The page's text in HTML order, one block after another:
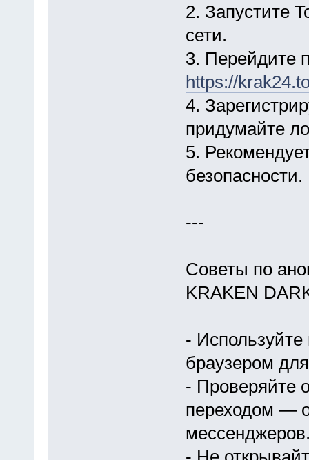
2. Запустите
сети.
3. Перейдите
https://
4.
придумайте
5.
безопасности.
---
Советы по
KRAKEN
-
браузером
- Проверяйте
переходом —